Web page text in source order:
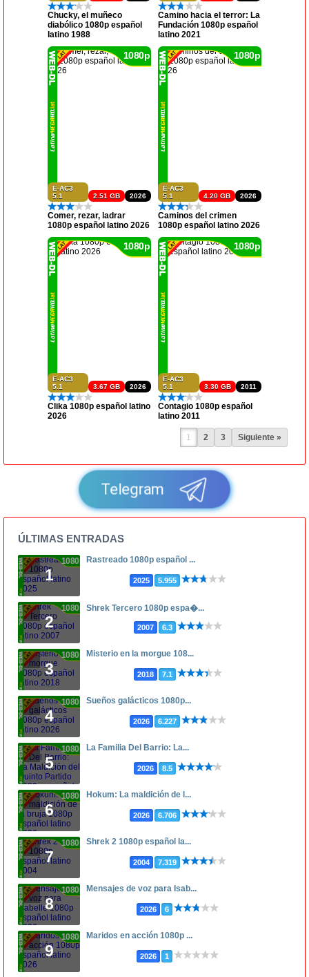
Chucky, el muñeco
diabólico 1080p español
latino 1988
Camino hacia el terror: La
Fundación 1080p español
latino 2021
E-AC3
5.1
2026
2.51 GB
1080p
Comer, rezar, ladrar
1080p español latino 2026
E-AC3
5.1
2026
4.20 GB
1080p
Caminos del crimen
1080p español latino 2026
E-AC3
5.1
2026
3.67 GB
1080p
Clika 1080p español latino
2026
E-AC3
5.1
2011
3.30 GB
1080p
Contagio 1080p español
latino 2011
1 2 3 Siguiente »
Telegram
ÚLTIMAS ENTRADAS
1
1080p Rastreado 1080p español ...
2025 5.955
2
1080p Shrek Tercero 1080p espa�...
2007 6.3
3
1080p Misterio en la morgue 108...
2018 7.1
4
1080p Sueños galácticos 1080p...
2026 6.227
5
1080p La Familia Del Barrio: La...
2026 8.5
6
1080p Hokum: La maldición de l...
2026 6.706
7
1080p Shrek 2 1080p español la...
2004 7.319
8
1080p Mensajes de voz para Isab...
2026 6
9
1080p Maridos en acción 1080p ...
2026 1